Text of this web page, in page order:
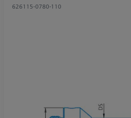
626115-0780-110